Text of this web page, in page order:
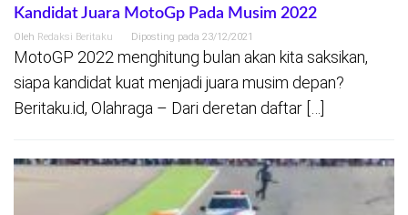
Kandidat Juara MotoGp Pada Musim 2022
Oleh Redaksi Beritaku Diposting pada 23/12/2021
MotoGP 2022 menghitung bulan akan kita saksikan,
siapa kandidat kuat menjadi juara musim depan?
Beritaku.id, Olahraga – Dari deretan daftar […]